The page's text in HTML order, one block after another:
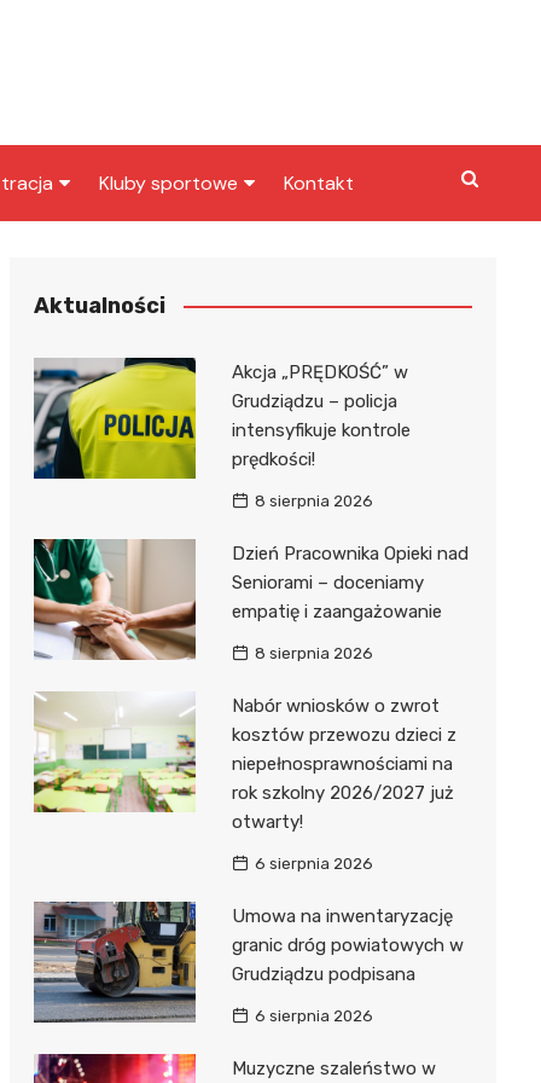
Kluby sportowe
Klub piłkarski
Kontakt
Aktualności
Akcja „PRĘDKOŚĆ” w
Grudziądzu – policja
intensyfikuje kontrole
prędkości!
8 sierpnia 2026
Dzień Pracownika Opieki nad
Seniorami – doceniamy
empatię i zaangażowanie
8 sierpnia 2026
Nabór wniosków o zwrot
kosztów przewozu dzieci z
niepełnosprawnościami na
rok szkolny 2026/2027 już
otwarty!
6 sierpnia 2026
Umowa na inwentaryzację
granic dróg powiatowych w
Grudziądzu podpisana
6 sierpnia 2026
Muzyczne szaleństwo w